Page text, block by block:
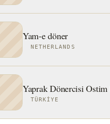
Yam-e döner
NETHERLANDS
Yaprak Dönercisi Ostim
TÜRKIYE